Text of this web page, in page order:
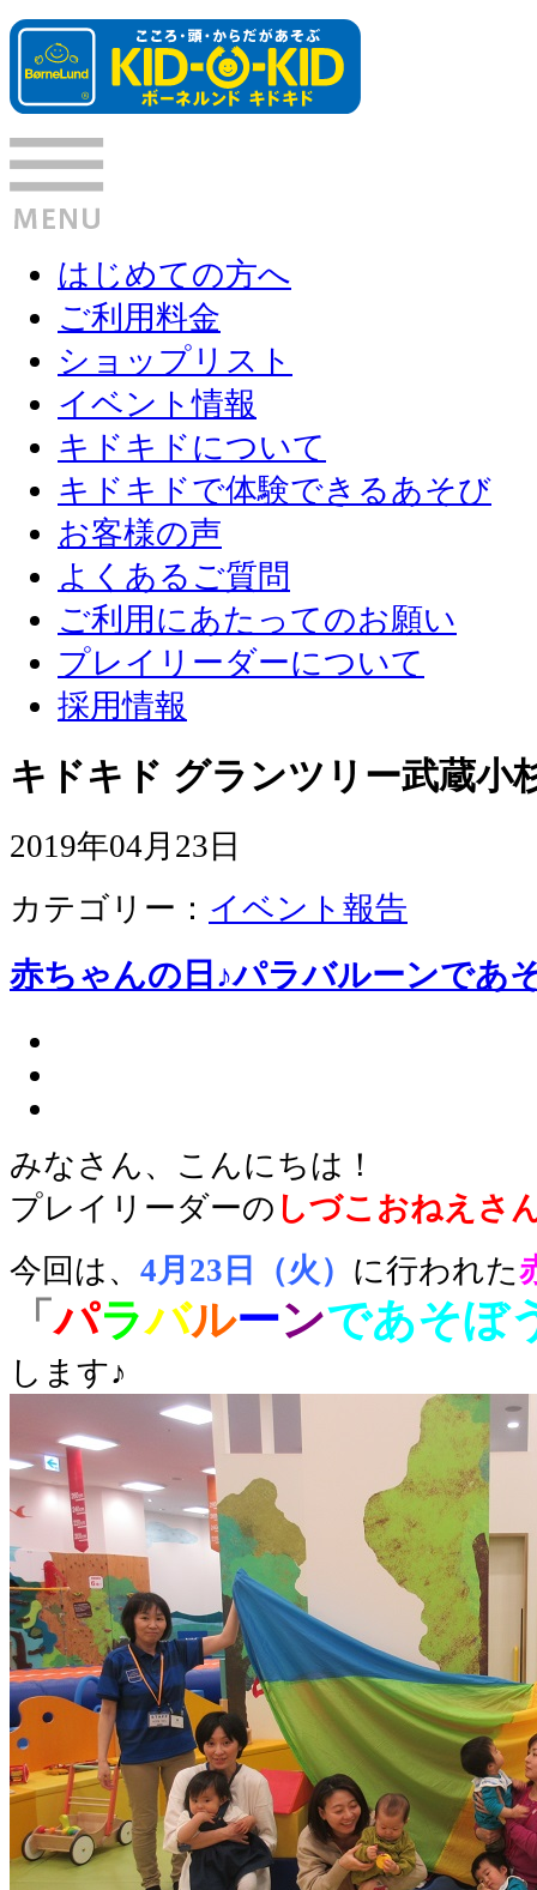
はじめての方へ
ご利用料金
ショップリスト
イベント情報
キドキドについて
キドキドで体験できるあそび
お客様の声
よくあるご質問
ご利用にあたってのお願い
プレイリーダーについて
採用情報
キドキド グランツリー武蔵小
2019年04月23日
カテゴリー： イベント報告
赤ちゃんの日♪パラバルーンであ
みなさん、こんにちは！
プレイリーダーの しづこおねえさ
今回は、 4月23日（火） に行われた
「パラバルーンであそぼ
します♪